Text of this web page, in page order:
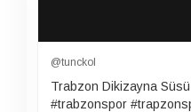
@tunckol
Trabzon Dikizayna
#trabzonspor